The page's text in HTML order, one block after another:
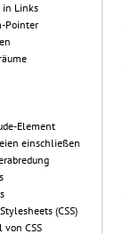
in Links
Pointer
Element
einschließen
(CSS)
von CSS